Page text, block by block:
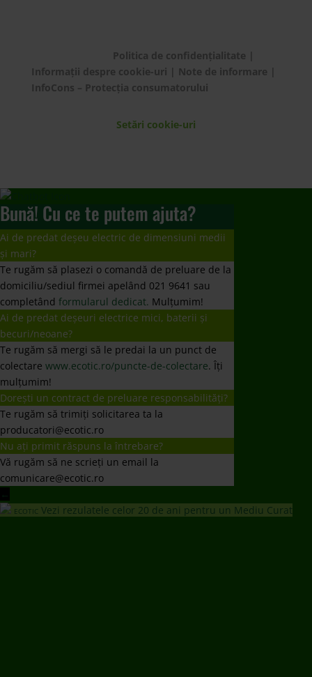
Politica de confidențialitate
Informații despre cookie-uri
Note de informare
InfoCons – Protecția consumatorului
Setări cookie-uri
Bună! Cu ce te putem ajuta?
Ai de predat deșeu electric de dimensiuni medii
și mari?
Te rugăm să plasezi o comandă de preluare de la
domiciliu/sediul firmei apelând 021 9641 sau
completând formularul dedicat. Mulțumim!
Ai de predat deșeuri electrice mici, baterii și
becuri/neoane?
Te rugăm să mergi să le predai la un punct de
colectare www.ecotic.ro/puncte-de-colectare. Îți
mulțumim!
Dorești un contract de preluare responsabilități?
Te rugăm să trimiți solicitarea ta la
producatori@ecotic.ro
Nu ați primit răspuns la întrebare?
Vă rugăm să ne scrieți un email la
comunicare@ecotic.ro
←
ECOTIC Vezi rezulatele celor 20 de ani pentru un Mediu Curat